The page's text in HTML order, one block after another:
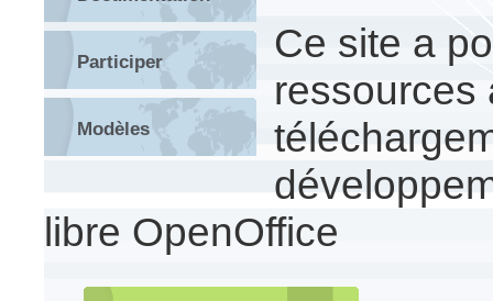
Participer
Modèles
Ce site a
ressources
libre OpenOffice